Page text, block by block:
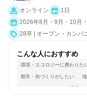
オンライン
1日
2026年8月・9月・10月
28卒 | オープン・カンパ
こんな人におすすめ
環境・エコロジーに携わりた
都市・街づくりがしたい
コミュニケーションが活発